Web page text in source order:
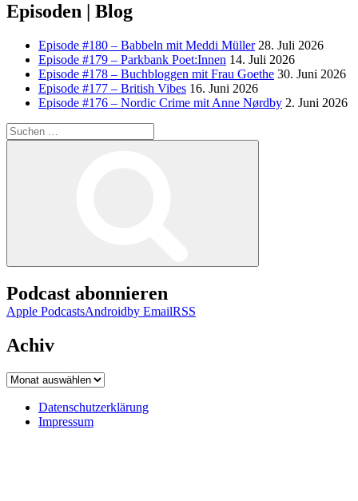
Episoden | Blog
Episode #180 – Babbeln mit Meddi Müller 28. Juli 2026
Episode #179 – Parkbank Poet:Innen 14. Juli 2026
Episode #178 – Buchbloggen mit Frau Goethe 30. Juni 2026
Episode #177 – British Vibes 16. Juni 2026
Episode #176 – Nordic Crime mit Anne Nørdby 2. Juni 2026
Suchen
nach:
Podcast abonnieren
Apple PodcastsAndroidby EmailRSS
Achiv
Achiv
Datenschutzerklärung
Impressum